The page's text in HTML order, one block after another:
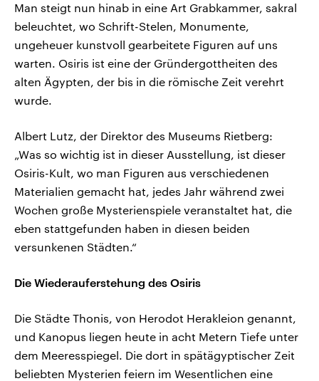
Man steigt nun hinab in eine Art Grabkammer, sakral
beleuchtet, wo Schrift-Stelen, Monumente,
ungeheuer kunstvoll gearbeitete Figuren auf uns
warten. Osiris ist eine der Gründergottheiten des
alten Ägypten, der bis in die römische Zeit verehrt
wurde.
Albert Lutz, der Direktor des Museums Rietberg:
„Was so wichtig ist in dieser Ausstellung, ist dieser
Osiris-Kult, wo man Figuren aus verschiedenen
Materialien gemacht hat, jedes Jahr während zwei
Wochen große Mysterienspiele veranstaltet hat, die
eben stattgefunden haben in diesen beiden
versunkenen Städten.“
Die Wiederauferstehung des Osiris
Die Städte Thonis, von Herodot Herakleion genannt,
und Kanopus liegen heute in acht Metern Tiefe unter
dem Meeresspiegel. Die dort in spätägyptischer Zeit
beliebten Mysterien feiern im Wesentlichen eine